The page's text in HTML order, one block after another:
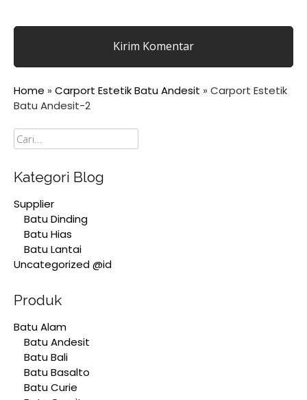
Home » Carport Estetik Batu Andesit » Carport Estetik
Batu Andesit-2
Cari
Kategori Blog
Supplier
Batu Dinding
Batu Hias
Batu Lantai
Uncategorized @id
Produk
Batu Alam
Batu Andesit
Batu Bali
Batu Basalto
Batu Curie